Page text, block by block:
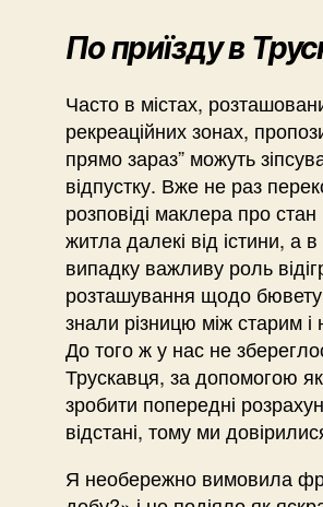
По приїзду в
Часто в містах,
рекреаційних зонах,
прямо зараз” можуть
відпустку. Вже не раз
розповіді маклера про
житла далекі від істини, а
випадку важливу роль
розташування щодо
знали різницю між старим
До того ж у нас не
Трускавця, за допомогою
зробити попередні
відстані, тому ми
Я необережно вимовила